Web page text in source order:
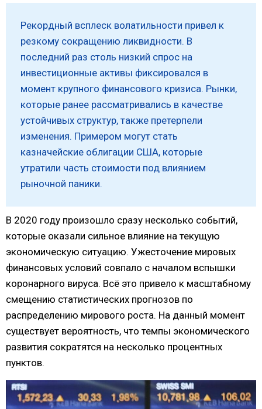
Рекордный всплеск волатильности привел к
резкому сокращению ликвидности. В
последний раз столь низкий спрос на
инвестиционные активы фиксировался в
момент крупного финансового кризиса. Рынки,
которые ранее рассматривались в качестве
устойчивых структур, также претерпели
изменения. Примером могут стать
казначейские облигации США, которые
утратили часть стоимости под влиянием
рыночной паники.
В 2020 году произошло сразу несколько событий,
которые оказали сильное влияние на текущую
экономическую ситуацию. Ужесточение мировых
финансовых условий совпало с началом вспышки
коронарного вируса. Всё это привело к масштабному
смещению статистических прогнозов по
распределению мирового роста. На данный момент
существует вероятность, что темпы экономического
развития сократятся на несколько процентных
пунктов.